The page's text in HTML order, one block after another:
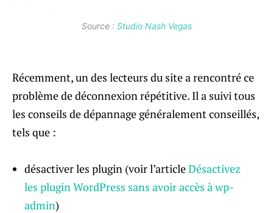
Source : Studio Nash Vegas
Récemment, un des lecteurs du site a rencontré ce
problème de déconnexion répétitive. Il a suivi tous
les conseils de dépannage généralement conseillés,
tels que :
désactiver les plugin (voir l’articleDésactivez
les plugin WordPress sans avoir accès à wp-
admin)